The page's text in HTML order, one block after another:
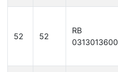
52 52
RB
0313013600